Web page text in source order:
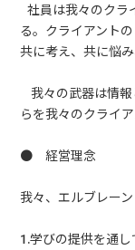
社員は我々のクラ
る。クライアント
共に考え、共に悩
我々の武器は情
らを我々のクライ
● 経営理念
我々、エルブレーン
1.学びの提供を通し